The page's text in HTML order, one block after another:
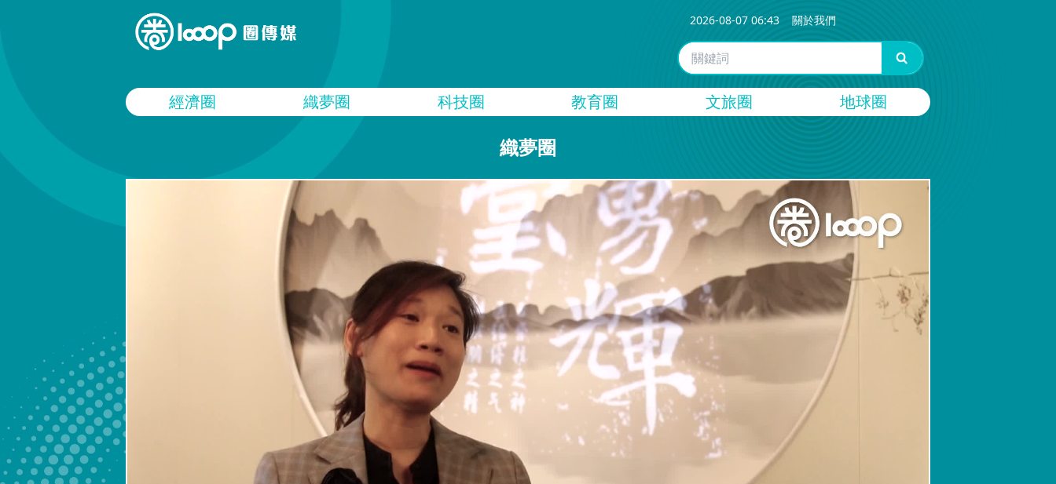
2026-08-07 06:43 關於我們
經濟圈 織夢圈 科技圈 教育圈 文旅圈 地球圈
織夢圈